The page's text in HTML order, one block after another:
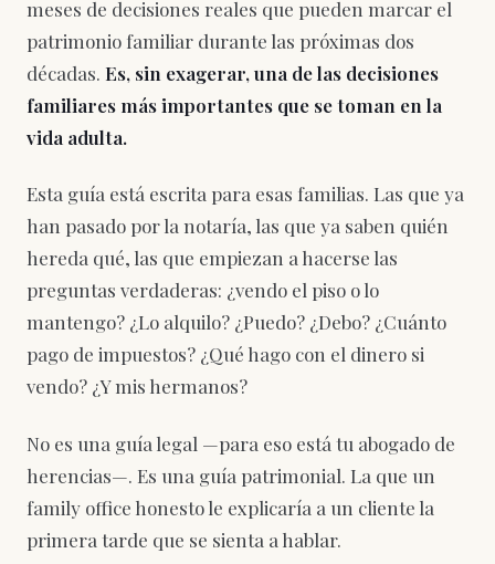
meses de decisiones reales que pueden marcar el
patrimonio familiar durante las próximas dos
décadas. Es, sin exagerar, una de las decisiones
familiares más importantes que se toman en la
vida adulta.
Esta guía está escrita para esas familias. Las que ya
han pasado por la notaría, las que ya saben quién
hereda qué, las que empiezan a hacerse las
preguntas verdaderas: ¿vendo el piso o lo
mantengo? ¿Lo alquilo? ¿Puedo? ¿Debo? ¿Cuánto
pago de impuestos? ¿Qué hago con el dinero si
vendo? ¿Y mis hermanos?
No es una guía legal —para eso está tu abogado de
herencias—. Es una guía patrimonial. La que un
family office honesto le explicaría a un cliente la
primera tarde que se sienta a hablar.